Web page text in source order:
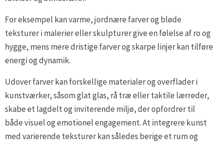
For eksempel kan varme, jordnære farver og bløde
teksturer i malerier eller skulpturer give en følelse af ro og
hygge, mens mere dristige farver og skarpe linjer kan tilføre
energi og dynamik.
Udover farver kan forskellige materialer og overflader i
kunstværker, såsom glat glas, rå træ eller taktile lærreder,
skabe et lagdelt og inviterende miljø, der opfordrer til
både visuel og emotionel engagement. At integrere kunst
med varierende teksturer kan således berige et rum og